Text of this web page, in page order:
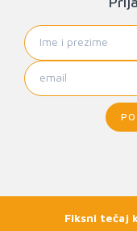
Fiksni tečaj